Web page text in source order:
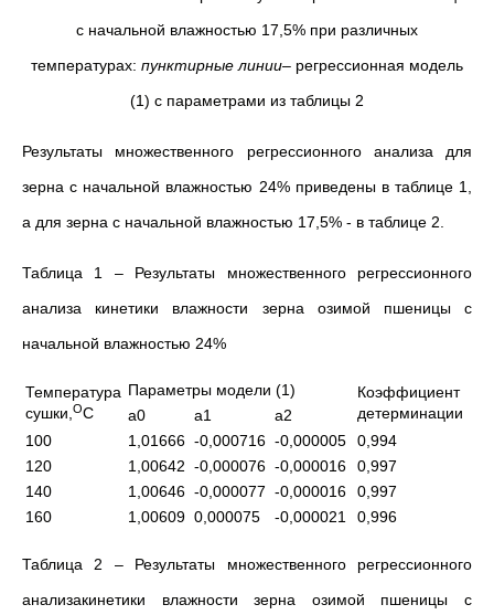
с начальной влажностью 17,5% при различных
температурах: пунктирные линии– регрессионная модель
(1) с параметрами из таблицы 2
Результаты множественного регрессионного анализа для
зерна с начальной влажностью 24% приведены в таблице 1,
а для зерна с начальной влажностью 17,5% - в таблице 2.
Таблица 1 – Результаты множественного регрессионного
анализа кинетики влажности зерна озимой пшеницы с
начальной влажностью 24%
Температура
сушки, ОС
Параметры модели (1)
Коэффициент
детерминации
a0 a1
a2
100
1,01666 -0,000716 -0,000005
0,994
120
1,00642 -0,000076 -0,000016
0,997
140
1,00646 -0,000077 -0,000016
0,997
160
1,00609 0,000075 -0,000021 0,996
Таблица 2 – Результаты множественного регрессионного
анализакинетики влажности зерна озимой пшеницы с